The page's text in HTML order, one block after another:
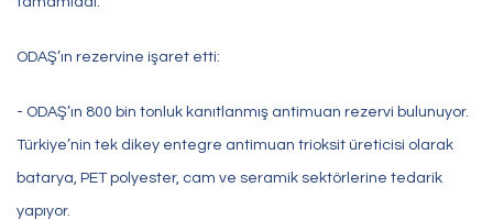
ODAŞ’ın rezervine işaret etti:
- ODAŞ’ın 800 bin tonluk kanıtlanmış antimuan rezervi bulunuyor.
Türkiye’nin tek dikey entegre antimuan trioksit üreticisi olarak
batarya, PET polyester, cam ve seramik sektörlerine tedarik
yapıyor.